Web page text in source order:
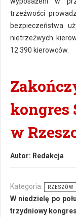
trzeźwości
bezpieczeństwa
nietrzeźwych
12 390 kierowców.
w
Autor: Redakcja
Kategoria: RZESZÓW
W niedzielę po
trzydniowy